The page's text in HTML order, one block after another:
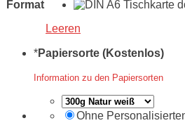
Format
Leeren
*Papiersorte (Kostenlos)
Information zu den Papiersorten
Ohne